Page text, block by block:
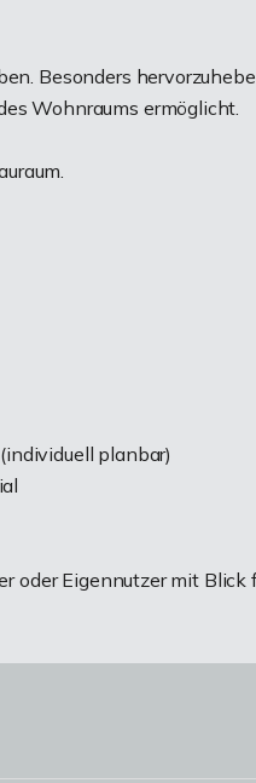
Besonders
Wohnraums ermöglicht.
planbar)
oder Eigennutzer mit Blick